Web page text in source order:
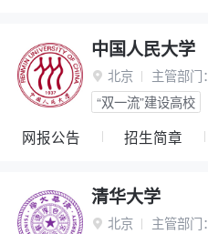
中国人民大学
 北京 主管部门：
“双一流”建设高校
网报公告 招生简章
清华大学
 北京 主管部门：